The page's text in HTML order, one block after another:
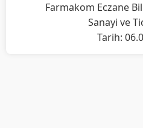
Farmakom Eczane
Sanayi ve
Tarih: